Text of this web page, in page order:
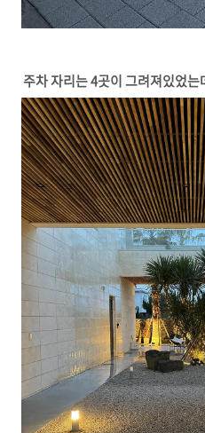
주차 자리는 4곳이 그려져있었